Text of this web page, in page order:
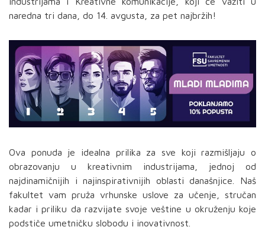
naredna tri dana, do 14. avgusta, za pet najbržih!
Ova ponuda je idealna prilika za sve koji razmišljaju o
obrazovanju u kreativnim industrijama, jednoj od
najdinamičnijih i najinspirativnijih oblasti današnjice. Naš
fakultet vam pruža vrhunske uslove za učenje, stručan
kadar i priliku da razvijate svoje veštine u okruženju koje
podstiče umetničku slobodu i inovativnost.